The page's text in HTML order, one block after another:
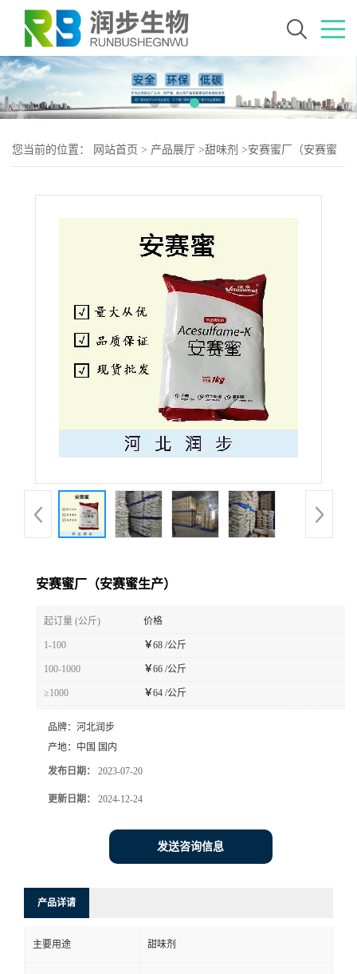
您当前的位置： 网站首页 > 产品展厅 >甜味剂 >安赛蜜厂（安赛蜜
安赛蜜厂（安赛蜜生产）
起订量 (公斤) 价格
1-100 ￥68 /公斤
100-1000 ￥66 /公斤
≥1000 ￥64 /公斤
品牌： 河北润步
产地： 中国 国内
发布日期： 2023-07-20
更新日期： 2024-12-24
发送咨询信息
产品详请
主要用途 甜味剂